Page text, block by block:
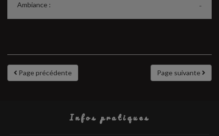
-
Ambiance :
Page suivante
Page précédente
Infos pratiques